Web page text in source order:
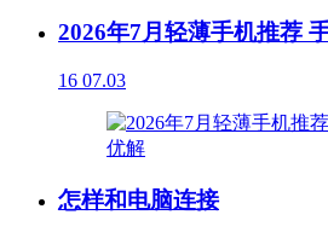
2026年7月轻薄手机推荐
16 07.03
怎样和电脑连接